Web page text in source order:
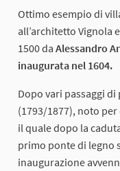
Ottimo esempio di
all’architetto Vignola
1500 da Alessandro
inaugurata nel 1604.
Dopo vari passaggi
(1793/1877), noto
il quale dopo la
primo ponte di legno
inaugurazione